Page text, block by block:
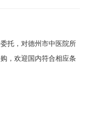
托，对德州市中医院所
，欢迎国内符合相应条